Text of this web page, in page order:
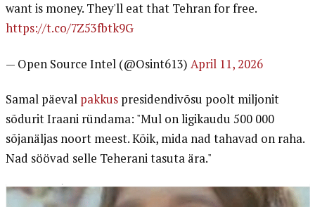
want is money. They'll eat that Tehran for free.
https://t.co/7Z53fbtk9G
— Open Source Intel (@Osint613) April 11, 2026
Samal päeval pakkuspresidendivõsu poolt miljonit
sõdurit Iraani ründama: "Mul on ligikaudu 500 000
sõjanäljas noort meest. Kõik, mida nad tahavad on raha.
Nad söövad selle Teherani tasuta ära."